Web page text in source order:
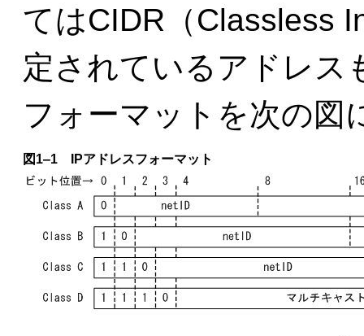
てはCIDR（Classless
定されているアドレス
フォーマットを次の図
図1‒1 IPアドレスフォーマット